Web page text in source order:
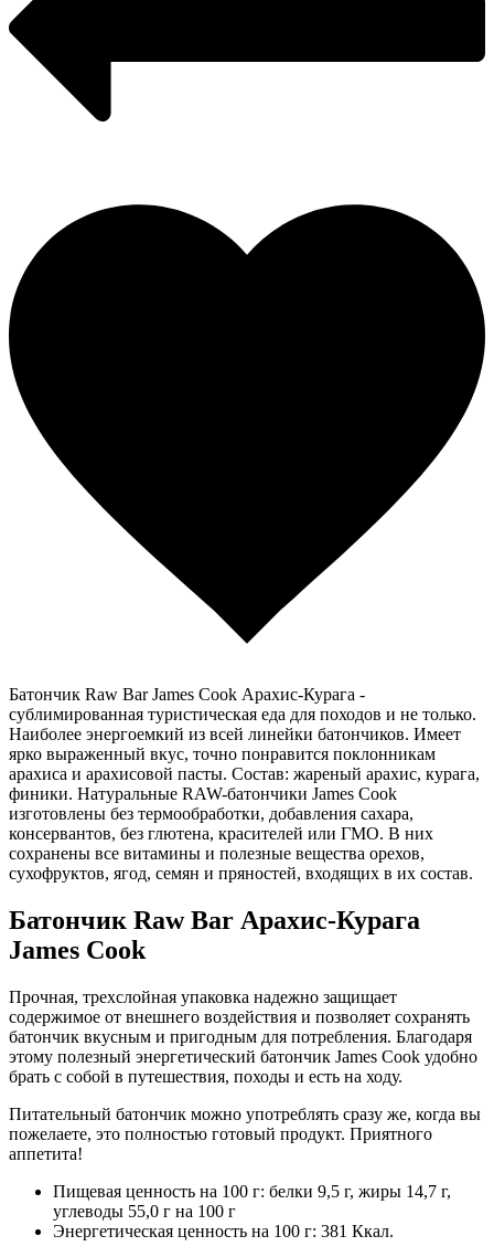
Батончик Raw Bar James Cook Арахис-Курага -
сублимированная туристическая еда для походов и не только.
Наиболее энергоемкий из всей линейки батончиков. Имеет
ярко выраженный вкус, точно понравится поклонникам
арахиса и арахисовой пасты. Состав: жареный арахис, курага,
финики. Натуральные RAW-батончики James Cook
изготовлены без термообработки, добавления сахара,
консервантов, без глютена, красителей или ГМО. В них
сохранены все витамины и полезные вещества орехов,
сухофруктов, ягод, семян и пряностей, входящих в их состав.
Батончик Raw Bar Арахис-Курага
James Cook
Прочная, трехслойная упаковка надежно защищает
содержимое от внешнего воздействия и позволяет сохранять
батончик вкусным и пригодным для потребления. Благодаря
этому полезный энергетический батончик James Cook удобно
брать с собой в путешествия, походы и есть на ходу.
Питательный батончик можно употреблять сразу же, когда вы
пожелаете, это полностью готовый продукт. Приятного
аппетита!
Пищевая ценность на 100 г: белки 9,5 г, жиры 14,7 г,
углеводы 55,0 г на 100 г
Энергетическая ценность на 100 г: 381 Ккал.